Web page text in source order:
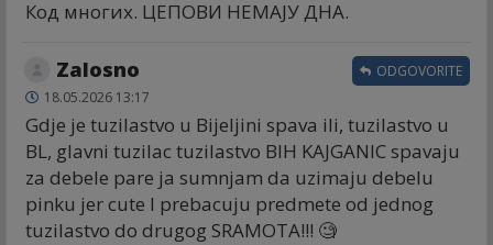
Код многих. ЦЕПОВИ НЕМАЈУ ДНА.
Zalosno
18.05.2026 13:17
Gdje je tuzilastvo u Bijeljini spava ili, tuzilastvo u
BL, glavni tuzilac tuzilastvo BIH KAJGANIC spavaju
za debele pare ja sumnjam da uzimaju debelu
pinku jer cute I prebacuju predmete od jednog
tuzilastvo do drugog SRAMOTA!!! 🧐
ODGOVORITE